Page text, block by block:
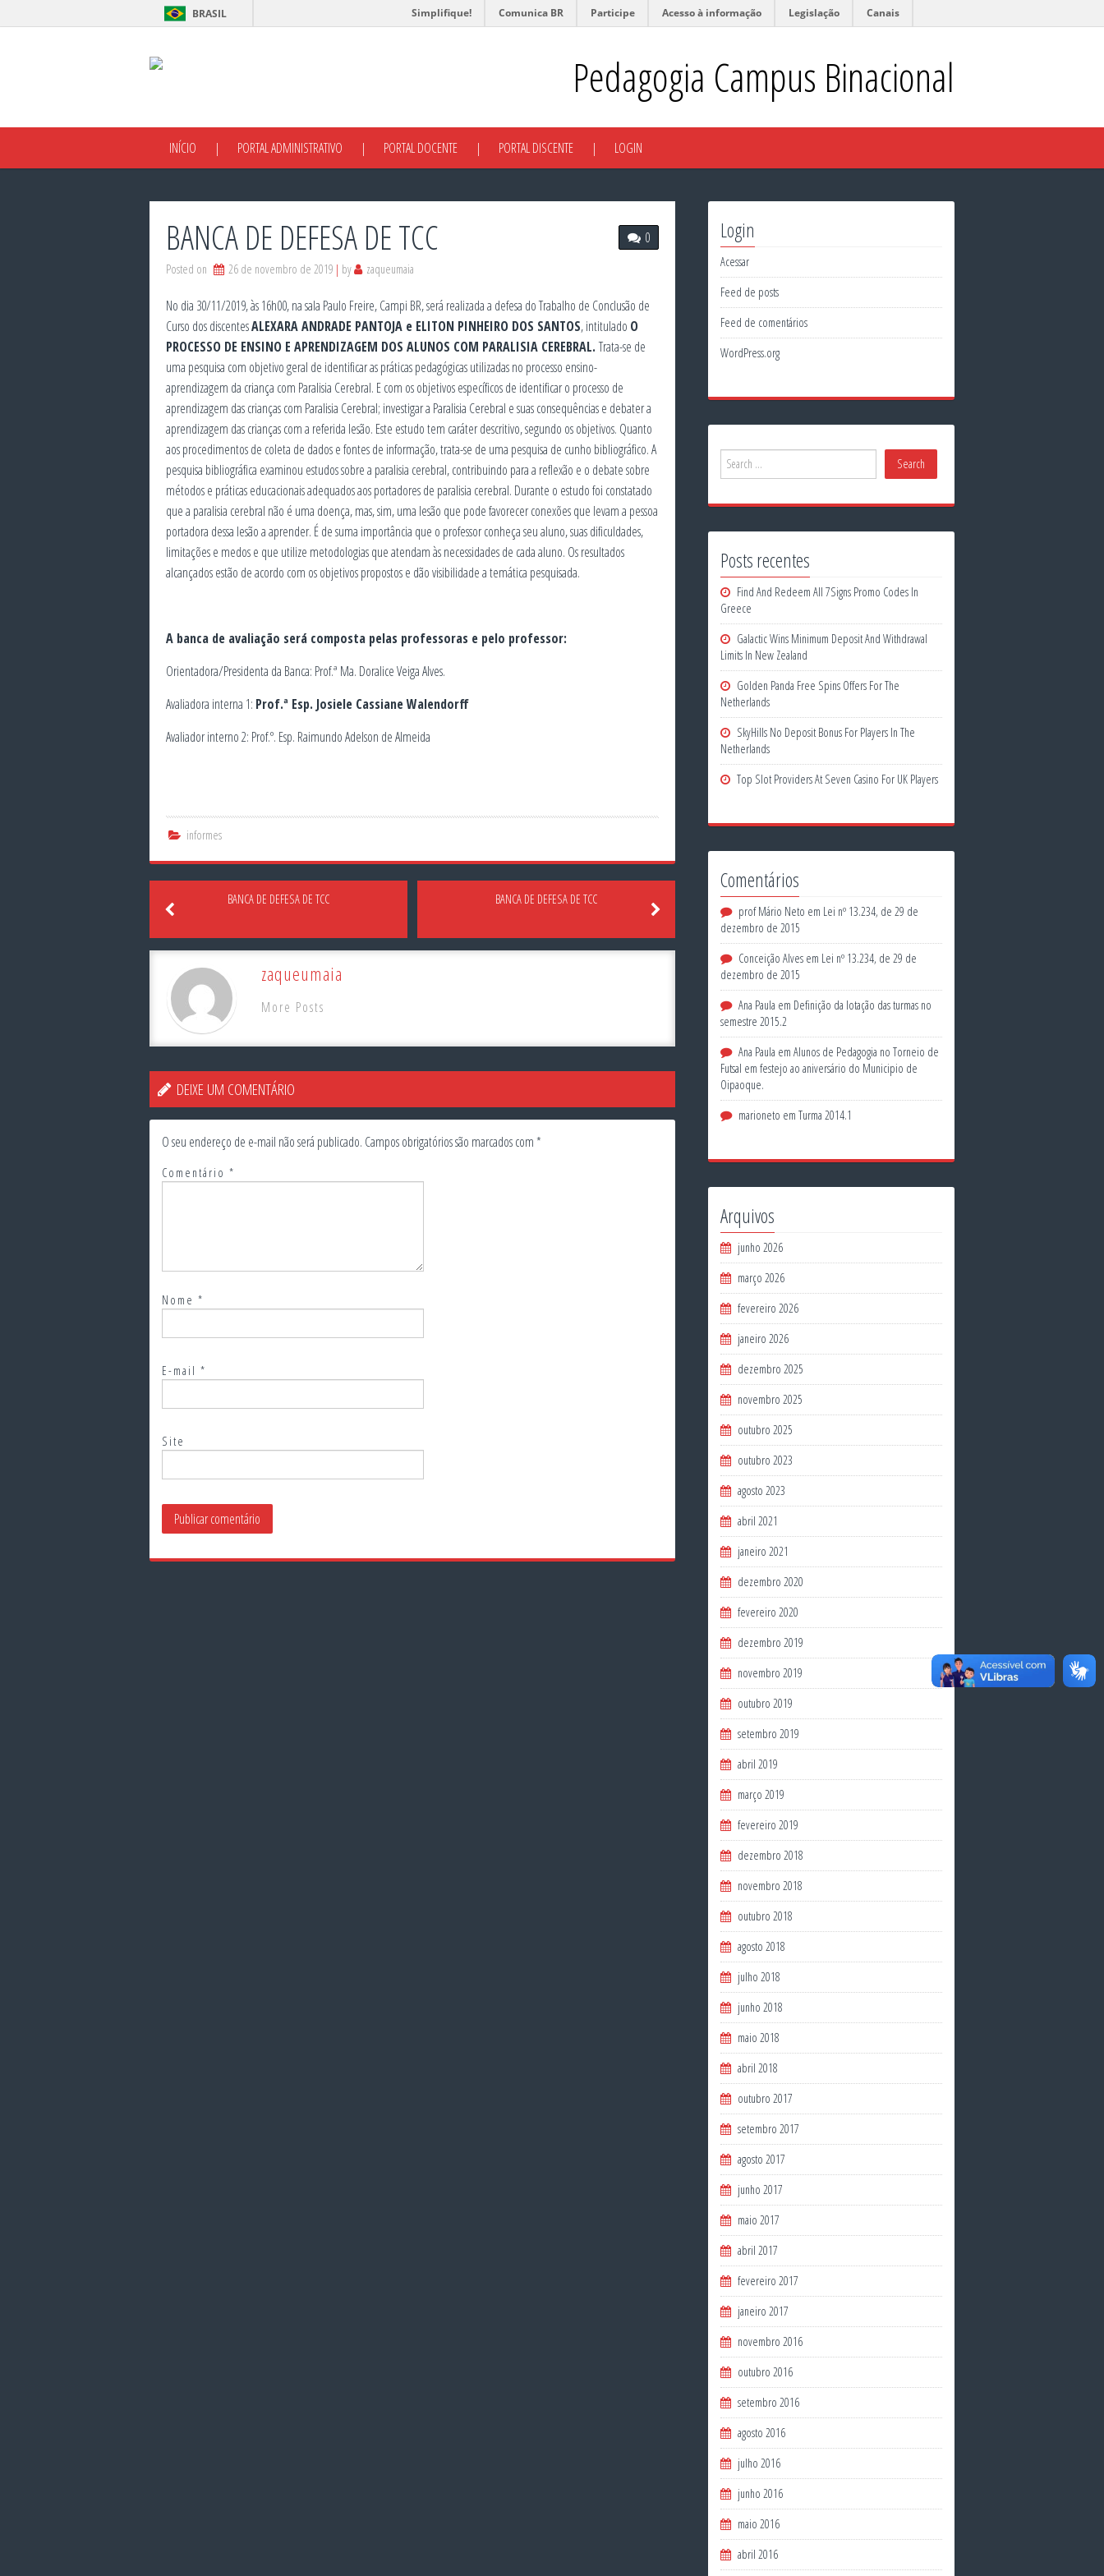
BRASIL Simplifique! Comunica BR Participe Acesso à informação Legislação Canais
Pedagogia Campus Binacional
INÍCIO PORTAL ADMINISTRATIVO PORTAL DOCENTE PORTAL DISCENTE LOGIN
0
BANCA DE DEFESA DE TCC
Posted on 26 de novembro de 2019 by zaqueumaia
No dia 30/11/2019, às 16h00, na sala Paulo Freire, Campi BR, será realizada a defesa do Trabalho de Conclusão de
Curso dos discentesALEXARA ANDRADE PANTOJA e ELITON PINHEIRO DOS SANTOS, intitulado O
PROCESSO DE ENSINO E APRENDIZAGEM DOS ALUNOS COM PARALISIA CEREBRAL.Trata-se de
uma pesquisa com objetivo geral de identificar as práticas pedagógicas utilizadas no processo ensino-
aprendizagem da criança com Paralisia Cerebral. E com os objetivos específicos de identificar o processo de
aprendizagem das crianças com Paralisia Cerebral; investigar a Paralisia Cerebral e suas consequências e debater a
aprendizagem das crianças com a referida lesão. Este estudo tem caráter descritivo, segundo os objetivos. Quanto
aos procedimentos de coleta de dados e fontes de informação, trata-se de uma pesquisa de cunho bibliográfico. A
pesquisa bibliográfica examinou estudos sobre a paralisia cerebral, contribuindo para a reflexão e o debate sobre
métodos e práticas educacionais adequados aos portadores de paralisia cerebral. Durante o estudo foi constatado
que a paralisia cerebral não é uma doença, mas, sim, uma lesão que pode favorecer conexões que levam a pessoa
portadora dessa lesão a aprender. É de suma importância que o professor conheça seu aluno, suas dificuldades,
limitações e medos e que utilize metodologias que atendam às necessidades de cada aluno. Os resultados
alcançados estão de acordo com os objetivos propostos e dão visibilidade a temática pesquisada.
A banca de avaliação será composta pelas professoras e pelo professor:
Orientadora/Presidenta da Banca: Prof.ª Ma. Doralice Veiga Alves.
Avaliadora interna 1: Prof.ª Esp. Josiele Cassiane Walendorff
Avaliador interno 2: Prof.º. Esp. Raimundo Adelson de Almeida
informes
BANCA DE DEFESA DE TCC BANCA DE DEFESA DE TCC
zaqueumaia
More Posts
DEIXE UM COMENTÁRIO
O seu endereço de e-mail não será publicado. Campos obrigatórios são marcados com *
Comentário *
Nome *
E-mail *
Site
Login
Acessar
Feed de posts
Feed de comentários
WordPress.org
Posts recentes
Find And Redeem All 7Signs Promo Codes In
Greece
Galactic Wins Minimum Deposit And Withdrawal
Limits In New Zealand
Golden Panda Free Spins Offers For The
Netherlands
SkyHills No Deposit Bonus For Players In The
Netherlands
Top Slot Providers At Seven Casino For UK Players
Comentários
prof Mário Neto em Lei nº 13.234, de 29 de
dezembro de 2015
Conceição Alves em Lei nº 13.234, de 29 de
dezembro de 2015
Ana Paula em Definição da lotação das turmas no
semestre 2015.2
Ana Paula em Alunos de Pedagogia no Torneio de
Futsal em festejo ao aniversário do Municipio de
Oipaoque.
marioneto em Turma 2014.1
Arquivos
junho 2026
março 2026
fevereiro 2026
janeiro 2026
dezembro 2025
novembro 2025
outubro 2025
outubro 2023
agosto 2023
abril 2021
janeiro 2021
dezembro 2020
fevereiro 2020
dezembro 2019
novembro 2019
outubro 2019
setembro 2019
abril 2019
março 2019
fevereiro 2019
dezembro 2018
novembro 2018
outubro 2018
agosto 2018
julho 2018
junho 2018
maio 2018
abril 2018
outubro 2017
setembro 2017
agosto 2017
junho 2017
maio 2017
abril 2017
fevereiro 2017
janeiro 2017
novembro 2016
outubro 2016
setembro 2016
agosto 2016
julho 2016
junho 2016
maio 2016
abril 2016